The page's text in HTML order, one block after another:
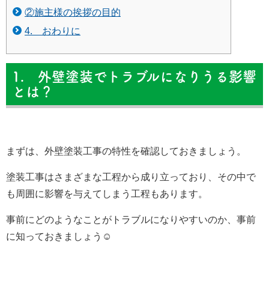
②施主様の挨拶の目的
4. おわりに
1. 外壁塗装でトラブルになりうる影響
とは？
まずは、外壁塗装工事の特性を確認しておきましょう。
塗装工事はさまざまな工程から成り立っており、その中で
も周囲に影響を与えてしまう工程もあります。
事前にどのようなことがトラブルになりやすいのか、事前
に知っておきましょう☺